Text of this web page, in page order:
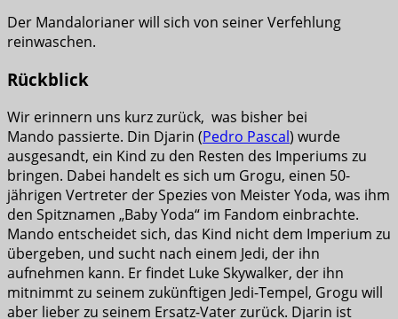
Der Mandalorianer will sich von seiner Verfehlung
reinwaschen.
Rückblick
Wir erinnern uns kurz zurück, was bisher bei
Mando passierte. Din Djarin (Pedro Pascal) wurde
ausgesandt, ein Kind zu den Resten des Imperiums zu
bringen. Dabei handelt es sich um Grogu, einen 50-
jährigen Vertreter der Spezies von Meister Yoda, was ihm
den Spitznamen „Baby Yoda“ im Fandom einbrachte.
Mando entscheidet sich, das Kind nicht dem Imperium zu
übergeben, und sucht nach einem Jedi, der ihn
aufnehmen kann. Er findet Luke Skywalker, der ihn
mitnimmt zu seinem zukünftigen Jedi-Tempel, Grogu will
aber lieber zu seinem Ersatz-Vater zurück. Djarin ist